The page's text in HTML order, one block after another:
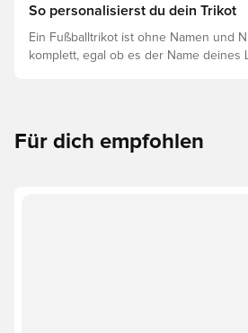
So personalisierst du dein Trikot
Ein Fußballtrikot ist ohne Namen und
komplett, egal ob es der Name deines
Für dich empfohlen